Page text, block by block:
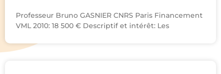
Professeur Bruno GASNIER CNRS Paris Financement
VML 2010: 18 500 € Descriptif et intérêt: Les